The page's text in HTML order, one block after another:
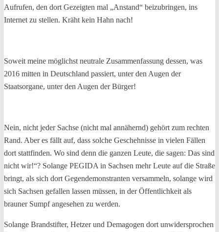
Aufrufen, den dort Gezeigten mal „Anstand“ beizubringen, ins
Internet zu stellen. Kräht kein Hahn nach!
Soweit meine möglichst neutrale Zusammenfassung dessen, was
2016 mitten in Deutschland passiert, unter den Augen der
Staatsorgane, unter den Augen der Bürger!
Nein, nicht jeder Sachse (nicht mal annähernd) gehört zum rechten
Rand. Aber es fällt auf, dass solche Geschehnisse in vielen Fällen
dort stattfinden. Wo sind denn die ganzen Leute, die sagen: Das sind
nicht wir!“? Solange PEGIDA in Sachsen mehr Leute auf die Straße
bringt, als sich dort Gegendemonstranten versammeln, solange wird
sich Sachsen gefallen lassen müssen, in der Öffentlichkeit als
brauner Sumpf angesehen zu werden.
Solange Brandstifter, Hetzer und Demagogen dort unwidersprochen